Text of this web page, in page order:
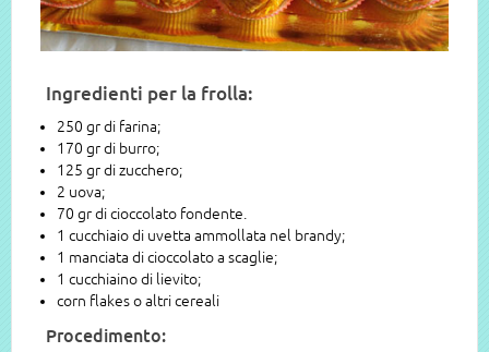
Ingredienti per la frolla:
250 gr di farina;
170 gr di burro;
125 gr di zucchero;
2 uova;
70 gr di cioccolato fondente.
1 cucchiaio di uvetta ammollata nel brandy;
1 manciata di cioccolato a scaglie;
1 cucchiaino di lievito;
corn flakes o altri cereali
Procedimento: